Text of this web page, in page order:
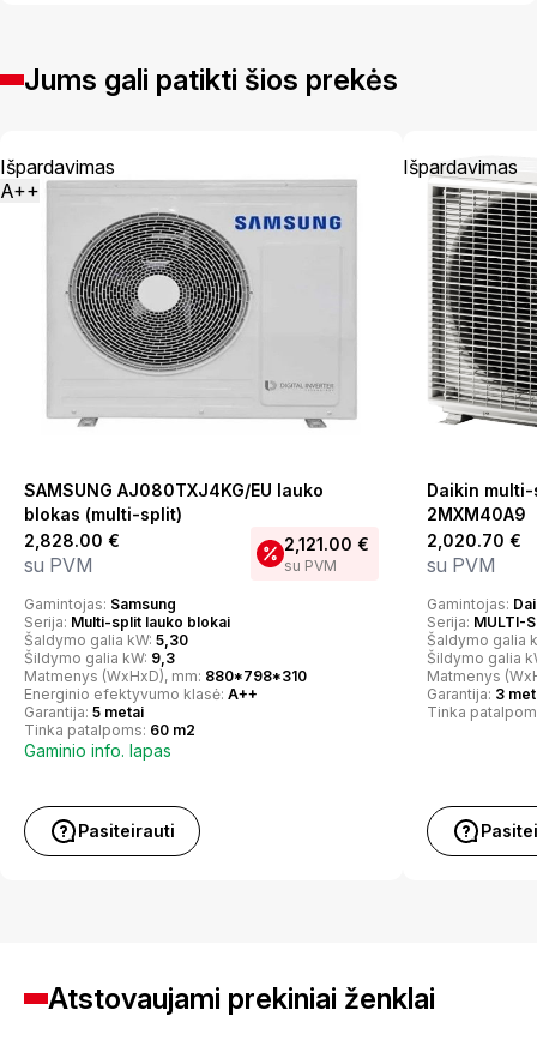
Jums gali patikti šios prekės
Išpardavimas
A++
SAMSUNG AJ080TXJ4KG/EU lauko
blokas (multi-split)
2,828.00 €
su PVM
2,121.00 €
su PVM
Gamintojas: Samsung
Serija: Multi-split lauko blokai
Šaldymo galia kW: 5,30
Šildymo galia kW: 9,3
Matmenys (WxHxD), mm: 880*798*310
Energinio efektyvumo klasė: A++
Garantija: 5 metai
Tinka patalpoms: 60 m2
Gaminio info. lapas
Pasiteirauti
Išpardavimas
Daikin
2MXM40A9
2,020.70 €
su PVM
Gamintojas:
Serija: MULTI-
Šaldymo galia
Šildymo galia
Matmenys
Garantija: 3
Tinka
Atstovaujami prekiniai ženklai